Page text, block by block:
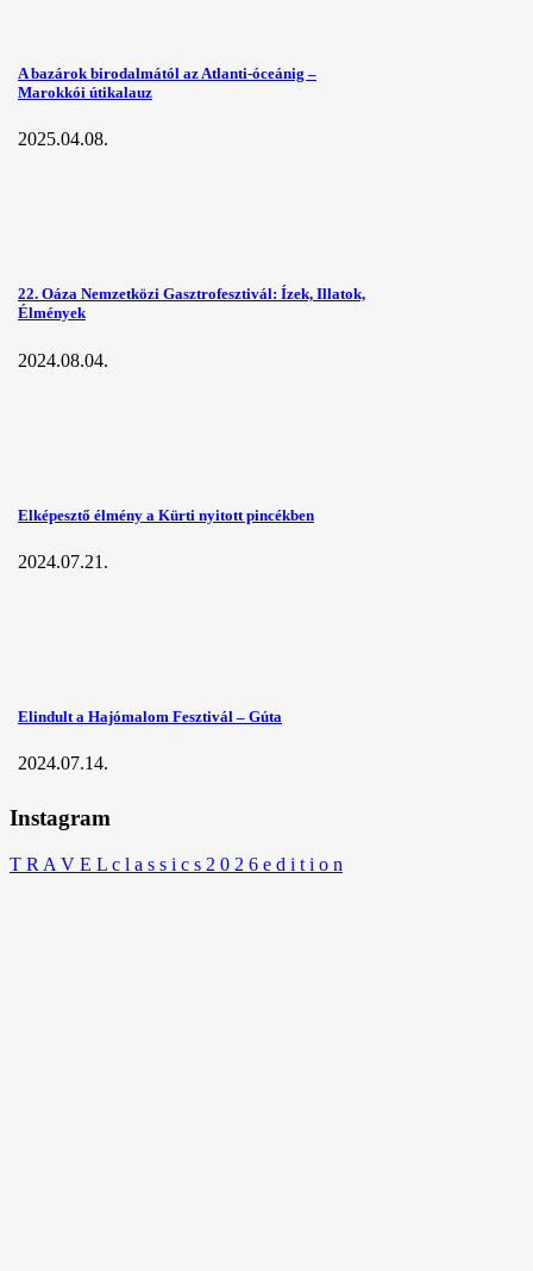
A bazárok birodalmától az Atlanti-óceánig –
Marokkói útikalauz
2025.04.08.
22. Oáza Nemzetközi Gasztrofesztivál: Ízek, Illatok,
Élmények
2024.08.04.
Elképesztő élmény a Kürti nyitott pincékben
2024.07.21.
Elindult a Hajómalom Fesztivál – Gúta
2024.07.14.
Instagram
T R A V E L c l a s s i c s 2 0 2 6 e d i t i o n